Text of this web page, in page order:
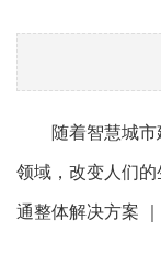
随着智慧城市建
领域，改变人们
通整体解决方案 ｜